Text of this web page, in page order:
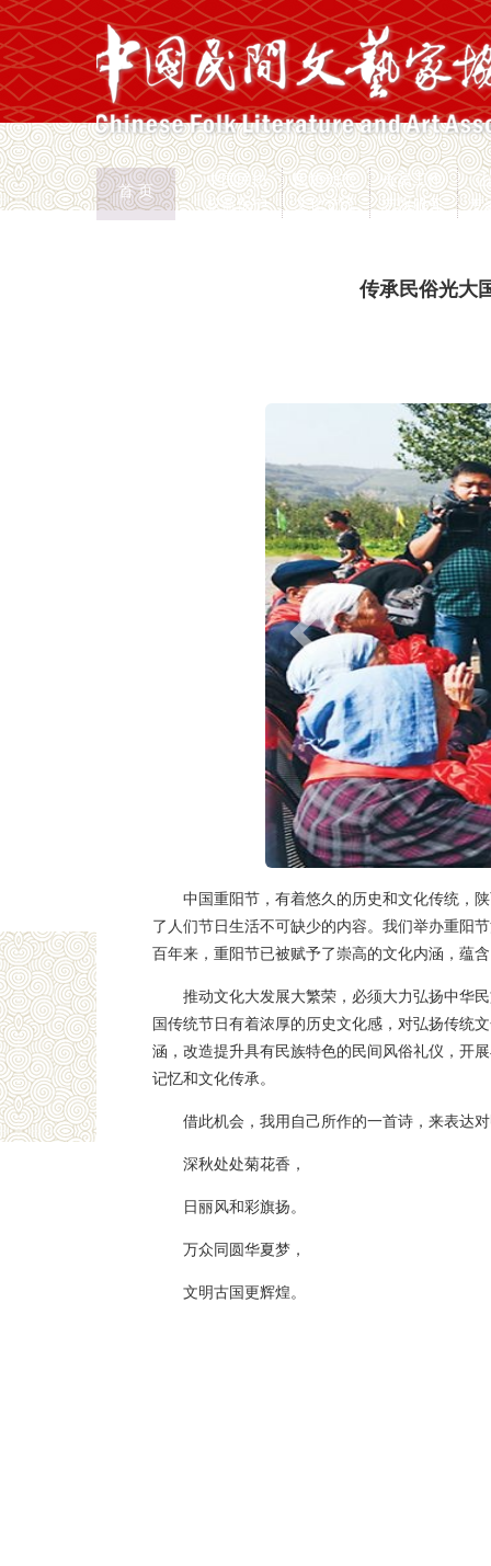
首 页
中国民协 民协动态 会员工作
权益保护
文化交流 志愿服务 专
传承民俗光大
中国重阳节，有着悠久的历史和文化传统，
了人们节日生活不可缺少的内容。我们举办重阳
百年来，重阳节已被赋予了崇高的文化内涵，蕴
推动文化大发展大繁荣，必须大力弘扬中华
国传统节日有着浓厚的历史文化感，对弘扬传统
涵，改造提升具有民族特色的民间风俗礼仪，开
记忆和文化传承。
借此机会，我用自己所作的一首诗，来表达
深秋处处菊花香，
日丽风和彩旗扬。
万众同圆华夏梦，
文明古国更辉煌。